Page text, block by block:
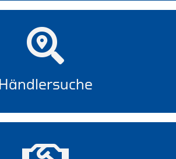
Händlersuche